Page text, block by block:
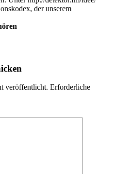
der unserem
veröffentlicht. Erforderliche